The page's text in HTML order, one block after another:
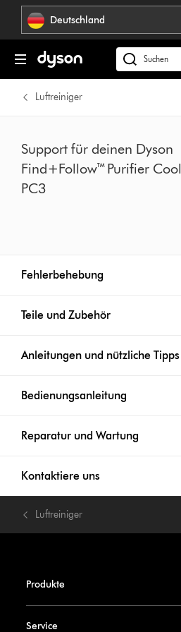
Navigation
überspringenDeutschland
dyson.de
durchsuchen
Luftreiniger
Support für deinen Dyson
Find+Follow™ Purifier Cool
PC3
Fehlerbehebung
Teile und Zubehör
Anleitungen und nützliche Tipps
Bedienungsanleitung
Reparatur und Wartung
Kontaktiere uns
Luftreiniger
Produkte
Service